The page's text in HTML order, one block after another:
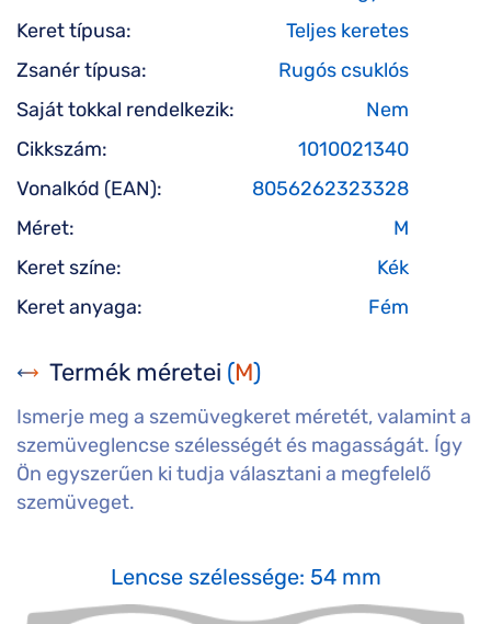
Keret típusa:
Teljes keretes
Zsanér típusa:
Rugós csuklós
Saját tokkal rendelkezik:
Nem
Cikkszám:
1010021340
Vonalkód (EAN):
8056262323328
Méret:
M
Keret színe:
Kék
Keret anyaga:
Fém
Termék méretei (M)
Ismerje meg a szemüvegkeret méretét, valamint a
szemüveglencse szélességét és magasságát. Így
Ön egyszerűen ki tudja választani a megfelelő
szemüveget.
Lencse szélessége: 54 mm